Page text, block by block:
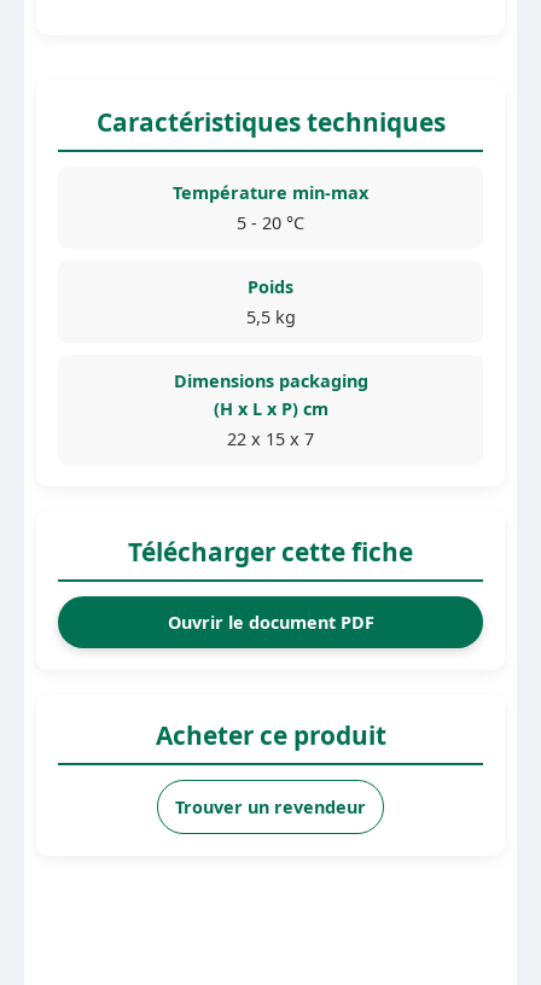
Caractéristiques techniques
Température min-max
5 - 20 °C
Poids
5,5 kg
Dimensions packaging
(H x L x P) cm
22 x 15 x 7
Télécharger cette fiche
Ouvrir le document PDF
Acheter ce produit
Trouver un revendeur